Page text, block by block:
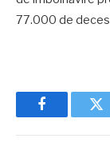
77.000 de
Facebook